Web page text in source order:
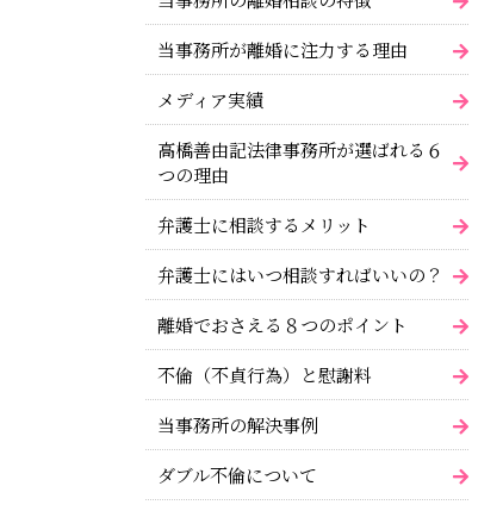
当事務所が離婚に注力する理由
メディア実績
高橋善由記法律事務所が選ばれる６
つの理由
弁護士に相談するメリット
弁護士にはいつ相談すればいいの？
離婚でおさえる８つのポイント
不倫（不貞行為）と慰謝料
当事務所の解決事例
ダブル不倫について